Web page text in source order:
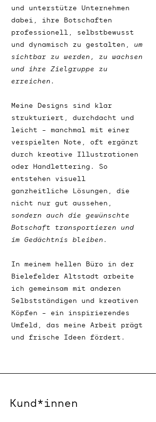
A
N
Z
E
N
und unterstütze Unternehmen
dabei, ihre Botschaften
professionell, selbstbewusst
und dynamisch zu gestalten, um
sichtbar zu werden, zu wachsen
und ihre Zielgruppe zu
erreichen.
Meine Designs sind klar
strukturiert, durchdacht und
leicht – manchmal mit einer
verspielten Note, oft ergänzt
durch kreative Illustrationen
oder Handlettering. So
entstehen visuell
ganzheitliche Lösungen, die
nicht nur gut aussehen,
sondern auch die gewünschte
Botschaft transportieren und
im Gedächtnis bleiben.
In meinem hellen Büro in der
Bielefelder Altstadt arbeite
ich gemeinsam mit anderen
Selbstständigen und kreativen
Köpfen – ein inspirierendes
Umfeld, das meine Arbeit prägt
und frische Ideen fördert.
Kund*innen